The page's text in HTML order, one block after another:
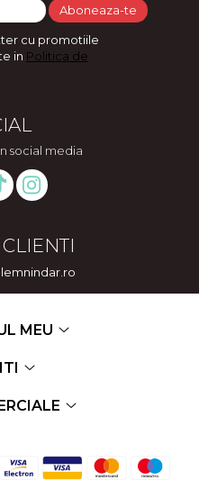
cu promotiile
in Politica de
social media
MEU